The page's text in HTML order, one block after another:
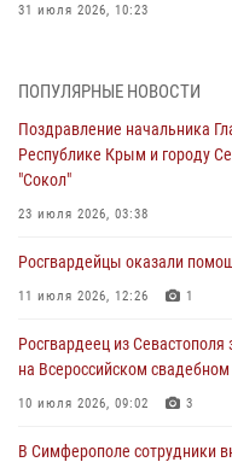
31 июля 2026, 10:23
объекте в Севастополе
Росгвардейцы Севастополя
охраняемом объекте
29 июля 2026, 12:34
Росгвардейцы Крыма и
28 июля 2026, 14:18
В Симферополе сотрудники
в краже из гипермаркета
24 июля 2026, 12:21
ПОПУЛЯРНЫЕ НОВОСТИ
Поздравление начальника
Республике Крым и городу
"Сокол"
23 июля 2026, 03:38
Росгвардейцы оказали
11 июля 2026, 12:26 1
Росгвардеец из
на Всероссийском
10 июля 2026, 09:02 3
В Симферополе сотрудники